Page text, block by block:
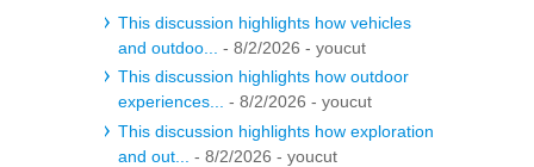
This discussion highlights how vehicles
and outdoo...
- 8/2/2026 - youcut
This discussion highlights how outdoor
experiences... - 8/2/2026 - youcut
This discussion highlights how exploration
and out...
- 8/2/2026 - youcut